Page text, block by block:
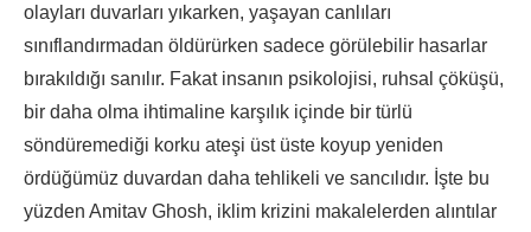
olayları duvarları yıkarken, yaşayan canlıları
sınıflandırmadan öldürürken sadece görülebilir hasarlar
bırakıldığı sanılır. Fakat insanın psikolojisi, ruhsal çöküşü,
bir daha olma ihtimaline karşılık içinde bir türlü
söndüremediği korku ateşi üst üste koyup yeniden
ördüğümüz duvardan daha tehlikeli ve sancılıdır. İşte bu
yüzden Amitav Ghosh, iklim krizini makalelerden alıntılar